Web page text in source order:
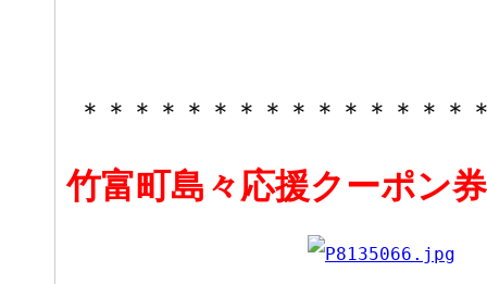
＊＊＊＊＊＊＊＊＊＊＊＊＊＊＊
竹富町島々応援クーポン